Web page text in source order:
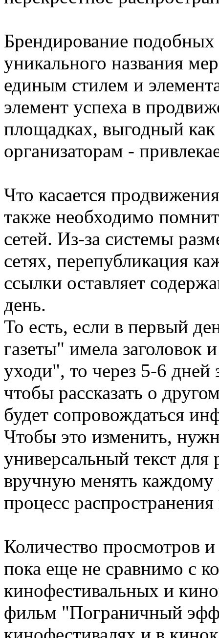
Брендирование подобных
уникального названия
единым стилем и
элемент успеха в
площадках, выгодный
организаторам -
Что касается
также необходимо
сетей. Из-за системы
сетях, перепубликация
ссылки оставляет
день.
То есть, если в первый
газеты" имела заголовок
уходи", то через 5-6 дней
чтобы рассказать о
будет сопровождаться
Чтобы это изменить,
универсальный текст
вручную менять
процесс
Количество просмотров
пока еще не сравнимо с
кинофестивальных и
фильм "Пограничный